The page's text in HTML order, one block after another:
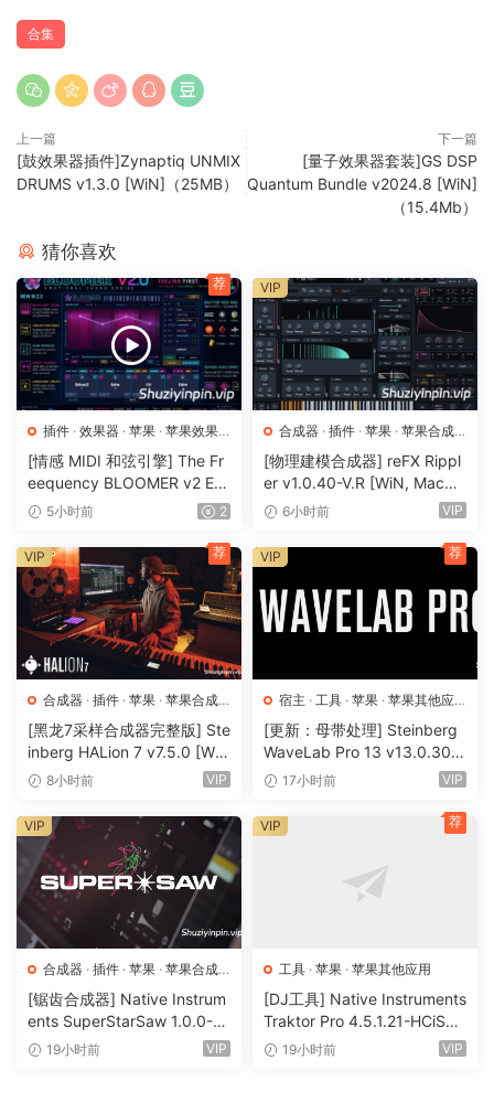
9x Transformative Mix Effects:
Add impact, life and color to your mixes with Transit, IHNY-
2, Crystalline, Smooth Operator, Spaced Out, Parallel
Aggressor, TAIP, Super VHS and Comeback Kid.
2x Unique Synthesizers:
Create organic and otherworldly textures with Atoms and
Whether you’re a pro in search of a new edge – or just
starting out on your production journey – our plugins are
designed to add fuel to your ideas and take your tracks
much further.
🏠 HomePage
合集
上一篇
[鼓效果器插件]Zynaptiq UNMIX
DRUMS v1.3.0 [WiN]（25MB）
下一篇
[量子效果器套装]GS DSP
Quantum Bundle v2024.8 [WiN]
（15.4Mb）
猜你喜欢
插件 · 效果器 · 苹果 · 苹果效果
器
[情感 MIDI 和弦引擎] The Fr
eequency BLOOMER v2 Em
otional Chord Engine [WiN,
5小时前 2
荐
合成器 · 插件 · 苹果 · 苹果合成
器
[物理建模合成器] reFX Rippl
er v1.0.40-V.R [WiN, MacO
SX]（55MB）
6小时前 VIP
VIP
合成器 · 插件 · 苹果 · 苹果合成
器
[黑龙7采样合成器完整版] Ste
inberg HALion 7 v7.5.0 [Wi
N, MacOSX]（673.3MB+92
8小时前 VIP
VIP 荐
宿主 · 工具 · 苹果 · 苹果其他应
用· 苹果宿主
[更新：母带处理] Steinberg
WaveLab Pro 13 v13.0.30
+安装方法 [WiN, MacOSX]
17小时前 VIP
VIP 荐
合成器 · 插件 · 苹果 · 苹果合成
器
[锯齿合成器] Native Instrum
ents SuperStarSaw 1.0.0-H
CiSO [MacOSX]（182.43M
19小时前 VIP
VIP
工具 · 苹果 · 苹果其他应用
[DJ工具] Native Instruments
Traktor Pro 4.5.1.21-HCiSO
[MacOSX]（402.83MB）
19小时前 VIP
VIP 荐